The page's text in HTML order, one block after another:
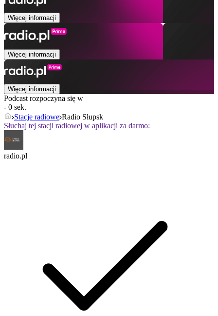
Więcej informacji
Więcej informacji
Więcej informacji
Podcast rozpoczyna się w
- 0 sek.
Stacje radiowe Radio Słupsk
Słuchaj tej stacji radiowej w aplikacji za darmo:
radio.pl